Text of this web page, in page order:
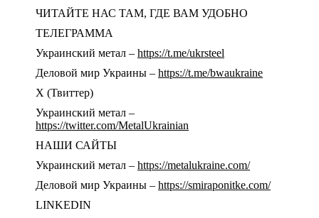
ЧИТАЙТЕ НАС ТАМ, ГДЕ ВАМ УДОБНО
ТЕЛЕГРАММА
Украинский метал – https://t.me/ukrsteel
Деловой мир Украины – https://t.me/bwaukraine
Х (Твиттер)
Украинский метал –
https://twitter.com/MetalUkrainian
НАШИ САЙТЫ
Украинский метал – https://metalukraine.com/
Деловой мир Украины – https://smiraponitke.com/
LINKEDIN